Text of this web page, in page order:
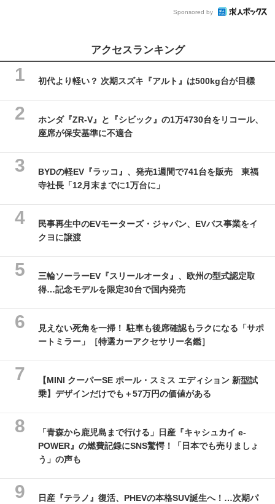
Sponsored by
アクセスランキング
初代より軽い？ 次期スズキ『アルト』は500kg台が目標
ホンダ『ZR-V』と『シビック』の1万4730台をリコール、
座席が保安基準に不適合
BYDの軽EV『ラッコ』、発売1週間で741台を販売 東福
寺社長「12月末までに1万台に」
民事再生中のEVモーターズ・ジャパン、EVバス事業をイ
クヨに譲渡
三輪ソーラーEV『スリールオータ』、欧州の型式認定取
得…記念モデルを限定30台で国内発売
見えない死角を一掃！ 駐車も後席確認もラクになる「サポ
ートミラー」［特選カーアクセサリー名鑑］
【MINI クーパーSE ポール・スミス エディション 新型試
乗】デザインだけでも＋57万円の価値がある
「青森から鹿児島まで行ける」日産『キャシュカイ e-
POWER』の燃費記録にSNS驚愕！「日本でも売りましょ
う」の声も
日産『テラノ』復活、PHEVの本格SUV誕生へ！…次期パ